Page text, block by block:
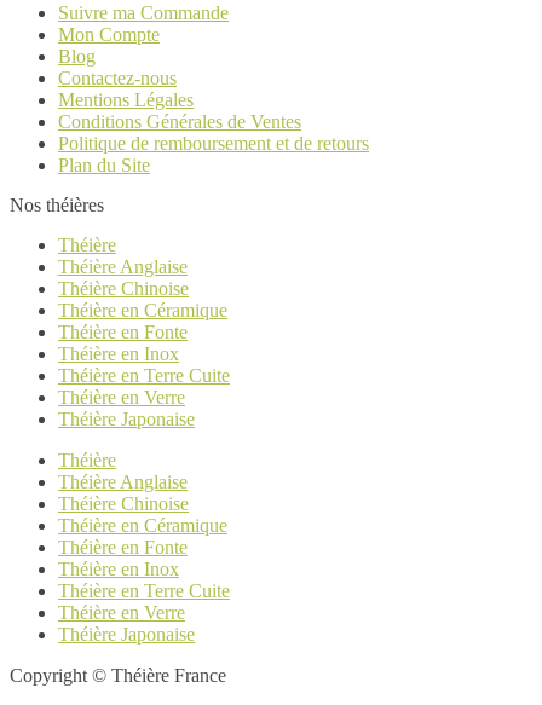
Suivre ma Commande
Mon Compte
Blog
Contactez-nous
Mentions Légales
Conditions Générales de Ventes
Politique de remboursement et de retours
Plan du Site
Nos théières
Théière
Théière Anglaise
Théière Chinoise
Théière en Céramique
Théière en Fonte
Théière en Inox
Théière en Terre Cuite
Théière en Verre
Théière Japonaise
Théière
Théière Anglaise
Théière Chinoise
Théière en Céramique
Théière en Fonte
Théière en Inox
Théière en Terre Cuite
Théière en Verre
Théière Japonaise
Copyright © Théière France